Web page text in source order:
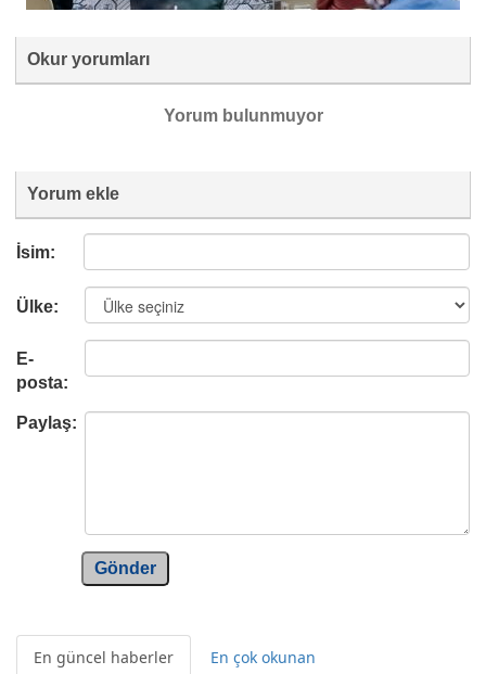
Okur yorumları
Yorum bulunmuyor
Yorum ekle
İsim:
Ülke:
E-
posta:
Paylaş:
Gönder
En güncel haberler En çok okunan